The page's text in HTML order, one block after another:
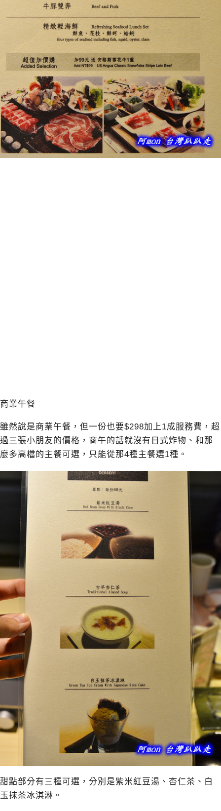
商業午餐
雖然說是商業午餐，但一份也要$298加上1成服務費，超
過三張小朋友的價格，商午的話就沒有日式炸物、和那
麼多高檔的主餐可選，只能從那4種主餐選1種。
甜點部分有三種可選，分別是紫米紅豆湯、杏仁茶、白
玉抹茶冰淇淋。